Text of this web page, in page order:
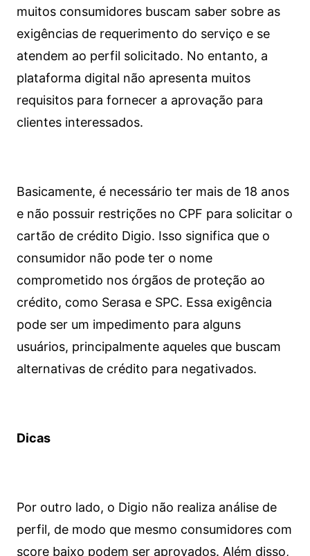
muitos consumidores buscam saber sobre as
exigências de requerimento do serviço e se
atendem ao perfil solicitado. No entanto, a
plataforma digital não apresenta muitos
requisitos para fornecer a aprovação para
clientes interessados.
Basicamente, é necessário ter mais de 18 anos
e não possuir restrições no CPF para solicitar o
cartão de crédito Digio. Isso significa que o
consumidor não pode ter o nome
comprometido nos órgãos de proteção ao
crédito, como Serasa e SPC. Essa exigência
pode ser um impedimento para alguns
usuários, principalmente aqueles que buscam
alternativas de crédito para negativados.
Dicas
Por outro lado, o Digio não realiza análise de
perfil, de modo que mesmo consumidores com
score baixo podem ser aprovados. Além disso,